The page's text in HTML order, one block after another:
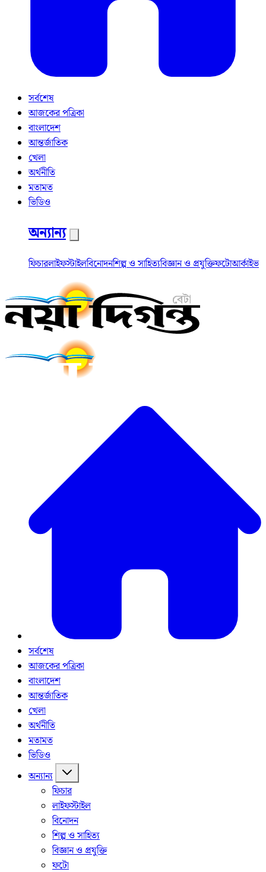
সর্বশেষ
আজকের পত্রিকা
বাংলাদেশ
আন্তর্জাতিক
খেলা
অর্থনীতি
মতামত
ভিডিও
অন্যান্য
ফিচারলাইফস্টাইলবিনোদনশিল্প ও সাহিত্যবিজ্ঞান ও প্রযুক্তিফটোআর্কাইভ
সর্বশেষ
আজকের পত্রিকা
বাংলাদেশ
আন্তর্জাতিক
খেলা
অর্থনীতি
মতামত
ভিডিও
অন্যান্য
ফিচার
লাইফস্টাইল
বিনোদন
শিল্প ও সাহিত্য
বিজ্ঞান ও প্রযুক্তি
ফটো